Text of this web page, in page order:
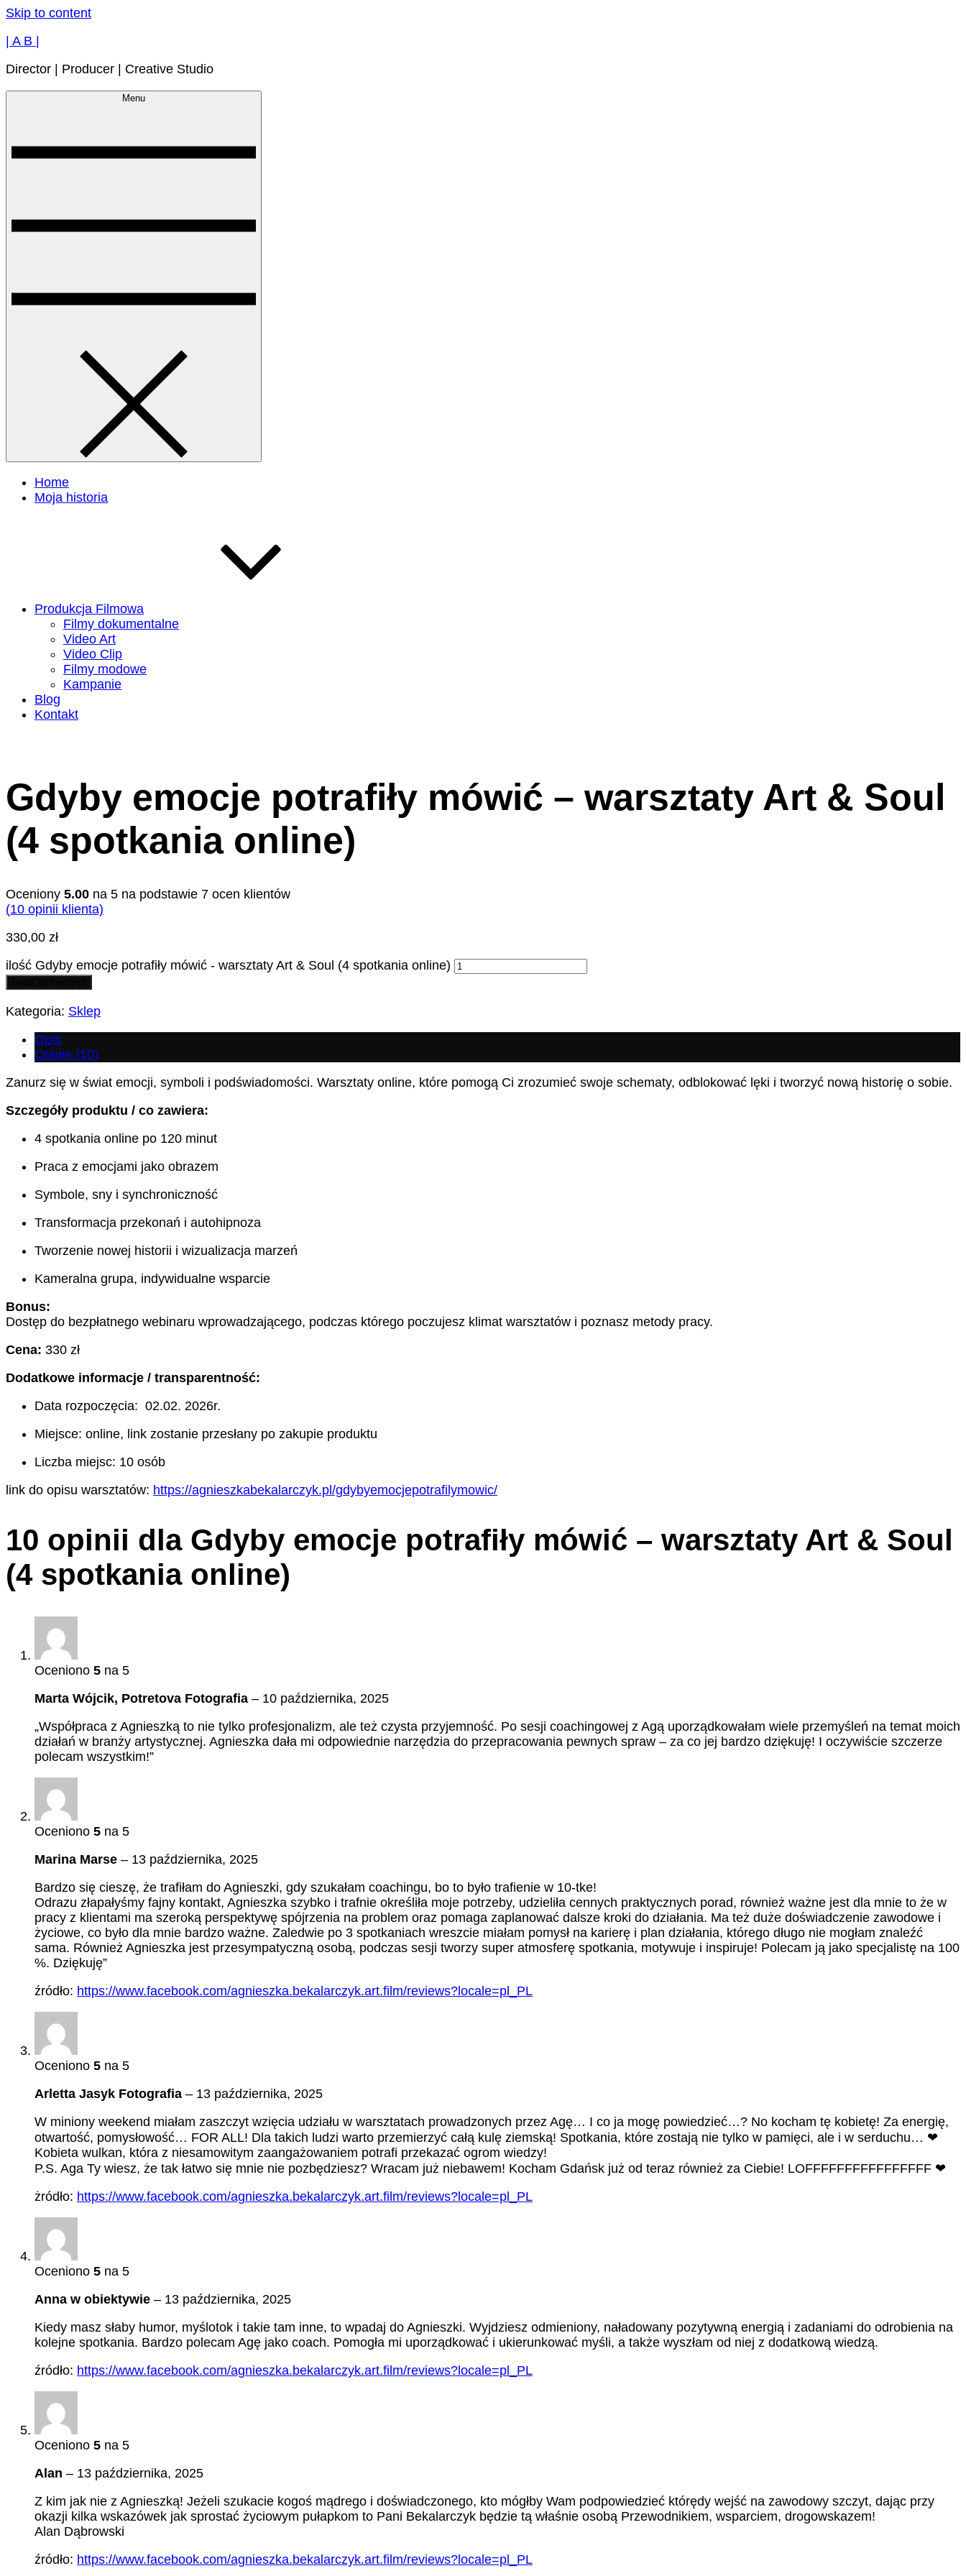
Skip to content
| A B |
Director | Producer | Creative Studio
Menu
Home
Moja historia
Produkcja Filmowa
Filmy dokumentalne
Video Art
Video Clip
Filmy modowe
Kampanie
Blog
Kontakt
Gdyby emocje potrafiły mówić – warsztaty Art & Soul
(4 spotkania online)
Oceniony 5.00 na 5 na podstawie 7 ocen klientów
(10 opinii klienta)
330,00 zł
ilość Gdyby emocje potrafiły mówić - warsztaty Art & Soul (4 spotkania online)
Kategoria: Sklep
Opis
Opinie (10)
Zanurz się w świat emocji, symboli i podświadomości. Warsztaty online, które pomogą Ci zrozumieć swoje schematy, odblokować lęki i tworzyć nową historię o sobie.
Szczegóły produktu / co zawiera:
4 spotkania online po 120 minut
Praca z emocjami jako obrazem
Symbole, sny i synchroniczność
Transformacja przekonań i autohipnoza
Tworzenie nowej historii i wizualizacja marzeń
Kameralna grupa, indywidualne wsparcie
Bonus:
Dostęp do bezpłatnego webinaru wprowadzającego, podczas którego poczujesz klimat warsztatów i poznasz metody pracy.
Cena: 330 zł
Dodatkowe informacje / transparentność:
Data rozpoczęcia: 02.02. 2026r.
Miejsce: online, link zostanie przesłany po zakupie produktu
Liczba miejsc: 10 osób
link do opisu warsztatów: https://agnieszkabekalarczyk.pl/gdybyemocjepotrafilymowic/
10 opinii dla Gdyby emocje potrafiły mówić – warsztaty Art & Soul
(4 spotkania online)
Oceniono 5 na 5
Marta Wójcik, Potretova Fotografia – 10 października, 2025
„Współpraca z Agnieszką to nie tylko profesjonalizm, ale też czysta przyjemność. Po sesji coachingowej z Agą uporządkowałam wiele przemyśleń na temat moich
działań w branży artystycznej. Agnieszka dała mi odpowiednie narzędzia do przepracowania pewnych spraw – za co jej bardzo dziękuję! I oczywiście szczerze
polecam wszystkim!”
Oceniono 5 na 5
Marina Marse – 13 października, 2025
Bardzo się cieszę, że trafiłam do Agnieszki, gdy szukałam coachingu, bo to było trafienie w 10-tke!
Odrazu złapałyśmy fajny kontakt, Agnieszka szybko i trafnie określiła moje potrzeby, udzieliła cennych praktycznych porad, również ważne jest dla mnie to że w
pracy z klientami ma szeroką perspektywę spójrzenia na problem oraz pomaga zaplanować dalsze kroki do działania. Ma też duże doświadczenie zawodowe i
życiowe, co było dla mnie bardzo ważne. Zaledwie po 3 spotkaniach wreszcie miałam pomysł na karierę i plan działania, którego długo nie mogłam znaleźć
sama. Również Agnieszka jest przesympatyczną osobą, podczas sesji tworzy super atmosferę spotkania, motywuje i inspiruje! Polecam ją jako specjalistę na 100
%. Dziękuję”
źródło: https://www.facebook.com/agnieszka.bekalarczyk.art.film/reviews?locale=pl_PL
Oceniono 5 na 5
Arletta Jasyk Fotografia – 13 października, 2025
W miniony weekend miałam zaszczyt wzięcia udziału w warsztatach prowadzonych przez Agę… I co ja mogę powiedzieć…? No kocham tę kobietę! Za energię,
otwartość, pomysłowość… FOR ALL! Dla takich ludzi warto przemierzyć całą kulę ziemską! Spotkania, które zostają nie tylko w pamięci, ale i w serduchu… ❤
Kobieta wulkan, która z niesamowitym zaangażowaniem potrafi przekazać ogrom wiedzy!
P.S. Aga Ty wiesz, że tak łatwo się mnie nie pozbędziesz? Wracam już niebawem! Kocham Gdańsk już od teraz również za Ciebie! LOFFFFFFFFFFFFFFFF ❤
żródło: https://www.facebook.com/agnieszka.bekalarczyk.art.film/reviews?locale=pl_PL
Oceniono 5 na 5
Anna w obiektywie – 13 października, 2025
Kiedy masz słaby humor, myślotok i takie tam inne, to wpadaj do Agnieszki. Wyjdziesz odmieniony, naładowany pozytywną energią i zadaniami do odrobienia na
kolejne spotkania. Bardzo polecam Agę jako coach. Pomogła mi uporządkować i ukierunkować myśli, a także wyszłam od niej z dodatkową wiedzą.
źródło: https://www.facebook.com/agnieszka.bekalarczyk.art.film/reviews?locale=pl_PL
Oceniono 5 na 5
Alan – 13 października, 2025
Z kim jak nie z Agnieszką! Jeżeli szukacie kogoś mądrego i doświadczonego, kto mógłby Wam podpowiedzieć którędy wejść na zawodowy szczyt, dając przy
okazji kilka wskazówek jak sprostać życiowym pułapkom to Pani Bekalarczyk będzie tą właśnie osobą Przewodnikiem, wsparciem, drogowskazem!
Alan Dąbrowski
źródło: https://www.facebook.com/agnieszka.bekalarczyk.art.film/reviews?locale=pl_PL